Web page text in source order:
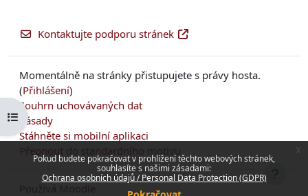
Pokud budete pokračovat v prohlížení těchto webových stránek,
souhlasíte s našimi zásadami:
Ochrana osobních údajů / Personal Data Protection (GDPR)
Otevřít indexu kurzu
Kontaktujte podporu stránek
Momentálně na stránky přistupujete s právy hosta.
(Přihlášení)
Souhrn uchovávaných dat
Zásady
Stáhněte si mobilní aplikaci
Přepnout do standardního motivu
Moodle